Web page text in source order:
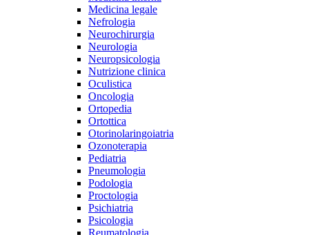
Medicina legale
Nefrologia
Neurochirurgia
Neurologia
Neuropsicologia
Nutrizione clinica
Oculistica
Oncologia
Ortopedia
Ortottica
Otorinolaringoiatria
Ozonoterapia
Pediatria
Pneumologia
Podologia
Proctologia
Psichiatria
Psicologia
Reumatologia